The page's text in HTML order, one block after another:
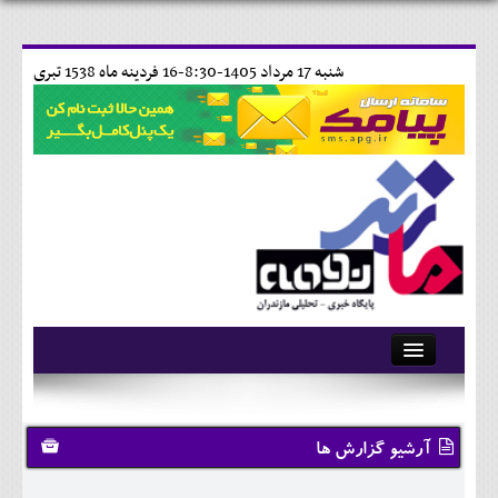
16 فردينه ماه 1538 تبری شنبه 17 مرداد 1405-8:30-
آرشیو
تماس با ما
وبلاگ
آرشیو گزارش ها